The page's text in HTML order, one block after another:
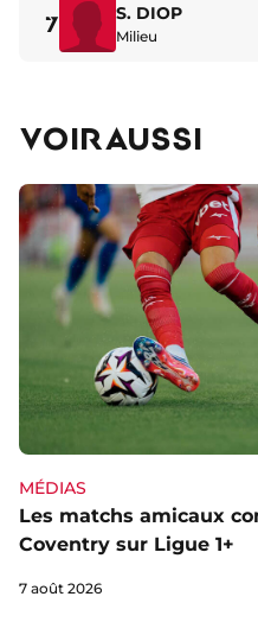
7 S. DIOP
Milieu
VOIR AUSSI
MÉDIAS
Les matchs amicaux
Coventry sur Ligue 1+
7 août 2026